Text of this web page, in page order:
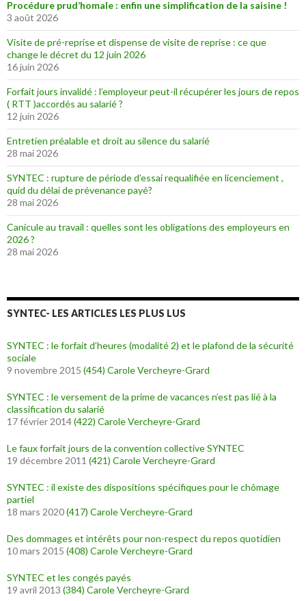
Procédure prud’homale : enfin une simplification de la saisine !
3 août 2026
Visite de pré-reprise et dispense de visite de reprise : ce que
change le décret du 12 juin 2026
16 juin 2026
Forfait jours invalidé : l’employeur peut-il récupérer les jours de repos
( RTT )accordés au salarié ?
12 juin 2026
Entretien préalable et droit au silence du salarié
28 mai 2026
SYNTEC : rupture de période d’essai requalifiée en licenciement ,
quid du délai de prévenance payé?
28 mai 2026
Canicule au travail : quelles sont les obligations des employeurs en
2026 ?
28 mai 2026
SYNTEC- LES ARTICLES LES PLUS LUS
SYNTEC : le forfait d’heures (modalité 2) et le plafond de la sécurité
sociale
9 novembre 2015 (454) Carole Vercheyre-Grard
SYNTEC : le versement de la prime de vacances n’est pas lié à la
classification du salarié
17 février 2014(422) Carole Vercheyre-Grard
Le faux forfait jours de la convention collective SYNTEC
19 décembre 2011 (421) Carole Vercheyre-Grard
SYNTEC : il existe des dispositions spécifiques pour le chômage
partiel
18 mars 2020(417) Carole Vercheyre-Grard
Des dommages et intérêts pour non-respect du repos quotidien
10 mars 2015 (408) Carole Vercheyre-Grard
SYNTEC et les congés payés
19 avril 2013 (384) Carole Vercheyre-Grard